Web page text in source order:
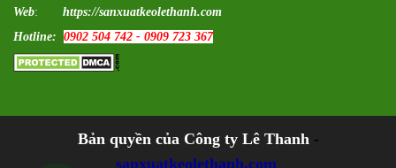
Web: https://sanxuatkeolethanh.com
Hotline: 0902 504 742 - 0909 723 367
Bản quyền của Công ty Lê Thanh-
sanxuatkeolethanh.com